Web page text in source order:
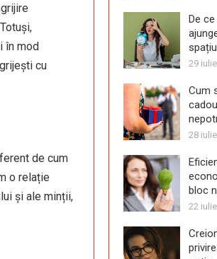
în mod
cu
de cum
o relație
și ale minții,
De
spațiu
29
Cum
28
bloc
22